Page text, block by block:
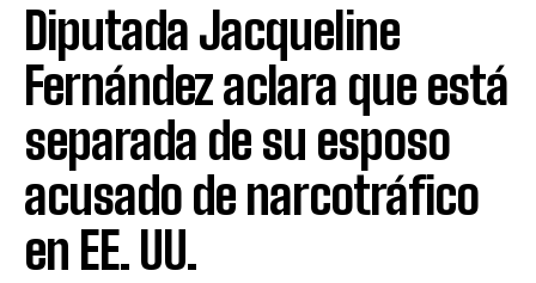
Diputada Jacqueline
Fernández aclara que está
separada de su esposo
acusado de narcotráfico
en EE. UU.